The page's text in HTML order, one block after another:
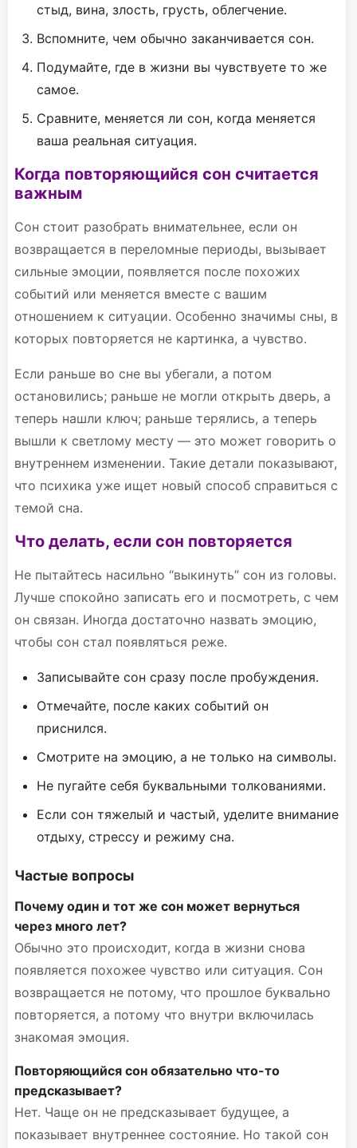
стыд, вина, злость, грусть, облегчение.
Вспомните, чем обычно заканчивается сон.
Подумайте, где в жизни вы чувствуете то же
самое.
Сравните, меняется ли сон, когда меняется
ваша реальная ситуация.
Когда повторяющийся сон считается
важным
Сон стоит разобрать внимательнее, если он
возвращается в переломные периоды, вызывает
сильные эмоции, появляется после похожих
событий или меняется вместе с вашим
отношением к ситуации. Особенно значимы сны, в
которых повторяется не картинка, а чувство.
Если раньше во сне вы убегали, а потом
остановились; раньше не могли открыть дверь, а
теперь нашли ключ; раньше терялись, а теперь
вышли к светлому месту — это может говорить о
внутреннем изменении. Такие детали показывают,
что психика уже ищет новый способ справиться с
темой сна.
Что делать, если сон повторяется
Не пытайтесь насильно “выкинуть” сон из головы.
Лучше спокойно записать его и посмотреть, с чем
он связан. Иногда достаточно назвать эмоцию,
чтобы сон стал появляться реже.
Записывайте сон сразу после пробуждения.
Отмечайте, после каких событий он
приснился.
Смотрите на эмоцию, а не только на символы.
Не пугайте себя буквальными толкованиями.
Если сон тяжелый и частый, уделите внимание
отдыху, стрессу и режиму сна.
Частые вопросы
Почему один и тот же сон может вернуться
через много лет?
Обычно это происходит, когда в жизни снова
появляется похожее чувство или ситуация. Сон
возвращается не потому, что прошлое буквально
повторяется, а потому что внутри включилась
знакомая эмоция.
Повторяющийся сон обязательно что-то
предсказывает?
Нет. Чаще он не предсказывает будущее, а
показывает внутреннее состояние. Но такой сон